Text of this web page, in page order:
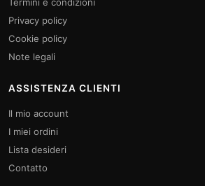
Termini e condizioni
Privacy policy
Cookie policy
Note legali
ASSISTENZA CLIENTI
Il mio account
I miei ordini
Lista desideri
Contatto